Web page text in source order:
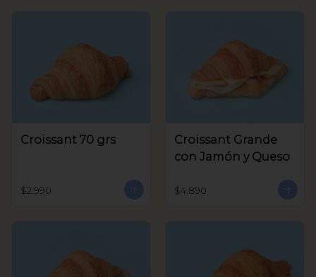
Croissant 70 grs
$2.990
Croissant Grande
con Jamón y Queso
$4.890